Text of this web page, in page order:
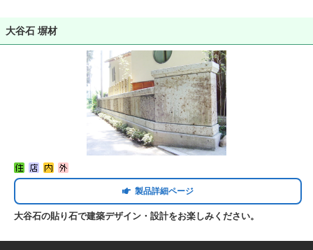
大谷石 塀材
製品詳細ページ
大谷石の貼り石で建築デザイン・設計をお楽しみください。